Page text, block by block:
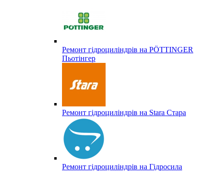
Ремонт гідроциліндрів на PÖTTINGER
Пьотінгер
Ремонт гідроциліндрів на Stara Стара
Ремонт гідроциліндрів на Гідросила